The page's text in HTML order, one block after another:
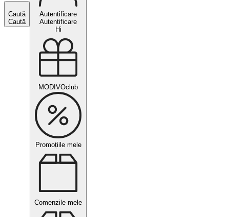
Caută
Caută
Autentificare
Autentificare
Hi
MODIVOclub
Promoțiile mele
Comenzile mele